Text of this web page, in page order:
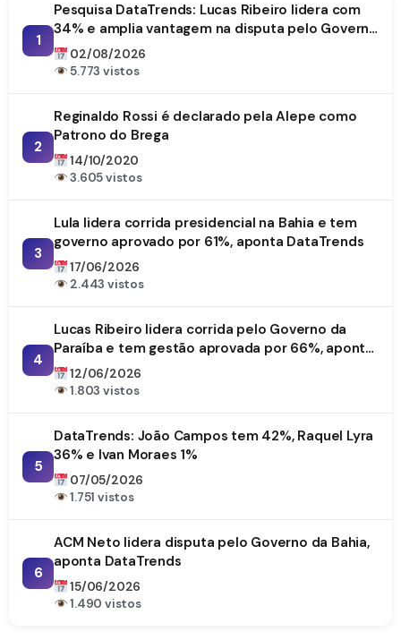
1
Pesquisa DataTrends: Lucas Ribeiro lidera com
34% e amplia vantagem na disputa pelo Governo
da Paraíba
02/08/2026
5.773 vistos
2
Reginaldo Rossi é declarado pela Alepe como
Patrono do Brega
14/10/2020
3.605 vistos
3
Lula lidera corrida presidencial na Bahia e tem
governo aprovado por 61%, aponta DataTrends
17/06/2026
2.443 vistos
4
Lucas Ribeiro lidera corrida pelo Governo da
Paraíba e tem gestão aprovada por 66%, aponta
DataTrends
12/06/2026
1.803 vistos
5
DataTrends: João Campos tem 42%, Raquel Lyra
36% e Ivan Moraes 1%
07/05/2026
1.751 vistos
6
ACM Neto lidera disputa pelo Governo da Bahia,
aponta DataTrends
15/06/2026
1.490 vistos